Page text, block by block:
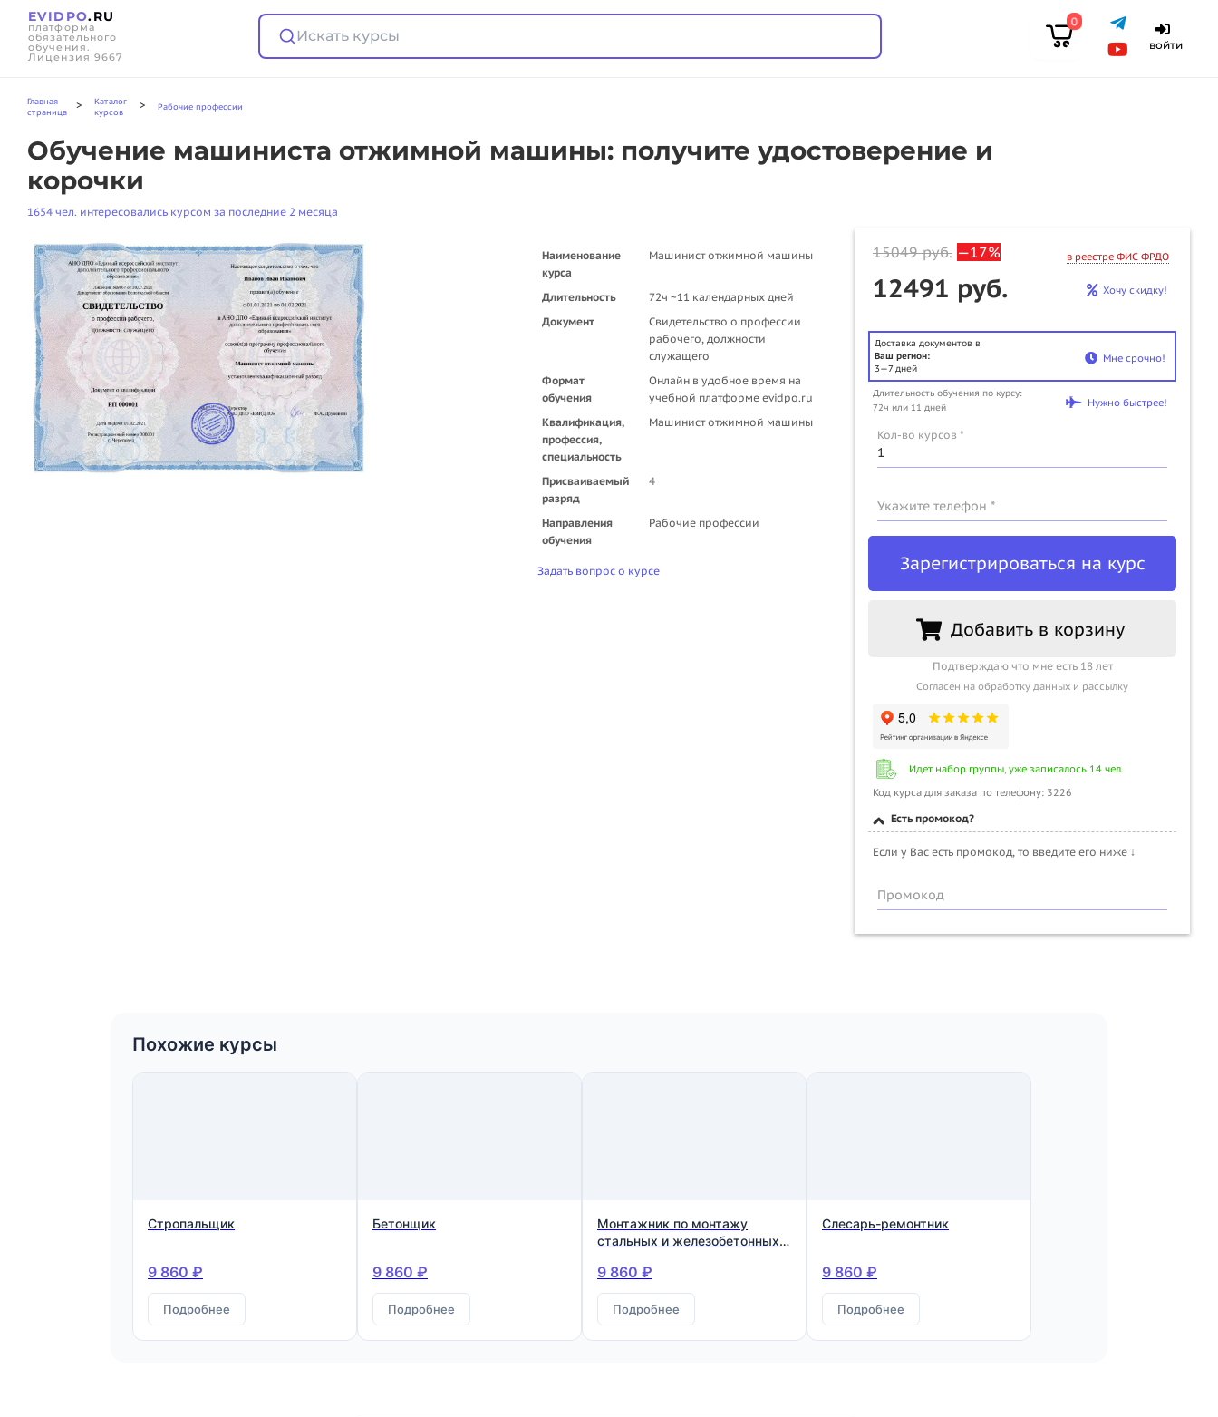
EVIDPO.RU
платформа
обязательного
обучения.
Лицензия 9667
Искать курсы
0
войти
Главная
страница
>
Каталог
курсов
> Рабочие профессии
Обучение машиниста отжимной машины: получите удостоверение и
корочки
1654 чел. интересовались курсом за последние 2 месяца
Наименование
курса
Машинист отжимной машины
Длительность
72ч ~11 календарных дней
Документ
Свидетельство о профессии
рабочего, должности
служащего
Формат
обучения
Онлайн в удобное время на
учебной платформе evidpo.ru
Квалификация,
профессия,
специальность
Машинист отжимной машины
Присваиваемый
разряд
4
Направления
обучения
Рабочие профессии
Задать вопрос о курсе
15049руб. —17% в реестре ФИС ФРДО
12491 руб. Хочу скидку!
Доставка документов в
Ваш регион:
3—7 дней
Мне срочно!
Длительность обучения по курсу:
72ч или 11 дней
Нужно быстрее!
Кол-во курсов *
Укажите телефон *
Зарегистрироваться на курс
Добавить в корзину
Подтверждаю что мне есть 18 лет
Согласен на обработку данных и рассылку
Идет набор группы, уже записалось 14 чел.
Код курса для заказа по телефону: 3226
Есть промокод?
Если у Вас есть промокод, то введите его ниже ↓
Промокод
Похожие курсы
Стропальщик
9 860 ₽
Подробнее
Бетонщик
9 860 ₽
Подробнее
Монтажник по монтажу
стальных и железобетонных
9 860 ₽
Подробнее
Слесарь-ремонтник
9 860 ₽
Подробнее